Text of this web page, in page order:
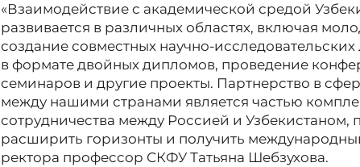
«Взаимодействие с академической средой
развивается в различных областях, включая
создание совместных научно-
в формате двойных дипломов, проведение
семинаров и другие проекты. Партнерство в
между нашими странами является частью
сотрудничества между Россией и Узбекистаном,
расширить горизонты и получить
ректора профессор СКФУ Татьяна Шебзухова.